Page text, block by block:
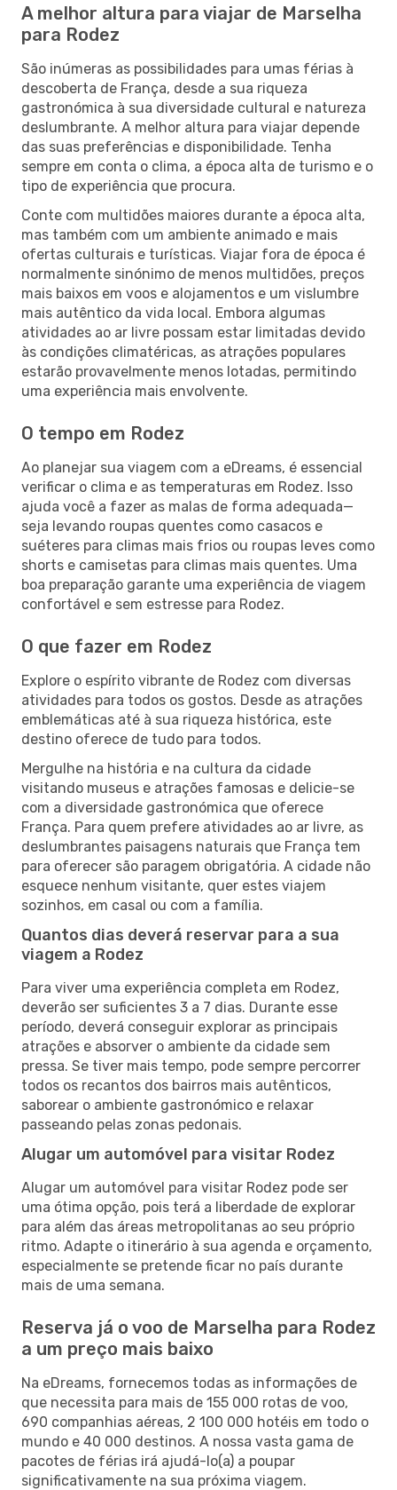
A melhor altura para viajar de Marselha
para Rodez
São inúmeras as possibilidades para umas férias à
descoberta de França, desde a sua riqueza
gastronómica à sua diversidade cultural e natureza
deslumbrante. A melhor altura para viajar depende
das suas preferências e disponibilidade. Tenha
sempre em conta o clima, a época alta de turismo e o
tipo de experiência que procura.
Conte com multidões maiores durante a época alta,
mas também com um ambiente animado e mais
ofertas culturais e turísticas. Viajar fora de época é
normalmente sinónimo de menos multidões, preços
mais baixos em voos e alojamentos e um vislumbre
mais autêntico da vida local. Embora algumas
atividades ao ar livre possam estar limitadas devido
às condições climatéricas, as atrações populares
estarão provavelmente menos lotadas, permitindo
uma experiência mais envolvente.
O tempo em Rodez
Ao planejar sua viagem com a eDreams, é essencial
verificar o clima e as temperaturas em Rodez. Isso
ajuda você a fazer as malas de forma adequada—
seja levando roupas quentes como casacos e
suéteres para climas mais frios ou roupas leves como
shorts e camisetas para climas mais quentes. Uma
boa preparação garante uma experiência de viagem
confortável e sem estresse para Rodez.
O que fazer em Rodez
Explore o espírito vibrante de Rodez com diversas
atividades para todos os gostos. Desde as atrações
emblemáticas até à sua riqueza histórica, este
destino oferece de tudo para todos.
Mergulhe na história e na cultura da cidade
visitando museus e atrações famosas e delicie-se
com a diversidade gastronómica que oferece
França. Para quem prefere atividades ao ar livre, as
deslumbrantes paisagens naturais que França tem
para oferecer são paragem obrigatória. A cidade não
esquece nenhum visitante, quer estes viajem
sozinhos, em casal ou com a família.
Quantos dias deverá reservar para a sua
viagem a Rodez
Para viver uma experiência completa em Rodez,
deverão ser suficientes 3 a 7 dias. Durante esse
período, deverá conseguir explorar as principais
atrações e absorver o ambiente da cidade sem
pressa. Se tiver mais tempo, pode sempre percorrer
todos os recantos dos bairros mais autênticos,
saborear o ambiente gastronómico e relaxar
passeando pelas zonas pedonais.
Alugar um automóvel para visitar Rodez
Alugar um automóvel para visitar Rodez pode ser
uma ótima opção, pois terá a liberdade de explorar
para além das áreas metropolitanas ao seu próprio
ritmo. Adapte o itinerário à sua agenda e orçamento,
especialmente se pretende ficar no país durante
mais de uma semana.
Reserva já o voo de Marselha para Rodez
a um preço mais baixo
Na eDreams, fornecemos todas as informações de
que necessita para mais de 155 000 rotas de voo,
690 companhias aéreas, 2 100 000 hotéis em todo o
mundo e 40 000 destinos. A nossa vasta gama de
pacotes de férias irá ajudá-lo(a) a poupar
significativamente na sua próxima viagem.